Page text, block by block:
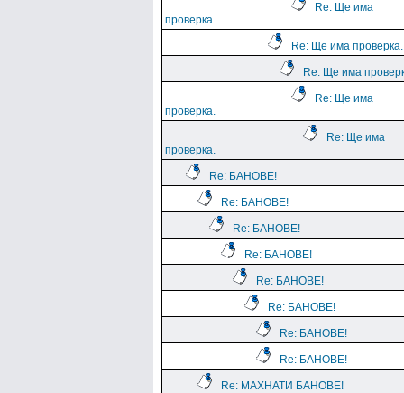
Re: Ще има
проверка.
Re: Ще има проверка.
Re: Ще има
Re: Ще има
проверка.
Re: Ще има
проверка.
Re: БАНОВЕ!
Re: БАНОВЕ!
Re: БАНОВЕ!
Re: БАНОВЕ!
Re: БАНОВЕ!
Re: БАНОВЕ!
Re: БАНОВЕ!
Re: БАНОВЕ!
Re: МАХНАТИ БАНОВЕ!